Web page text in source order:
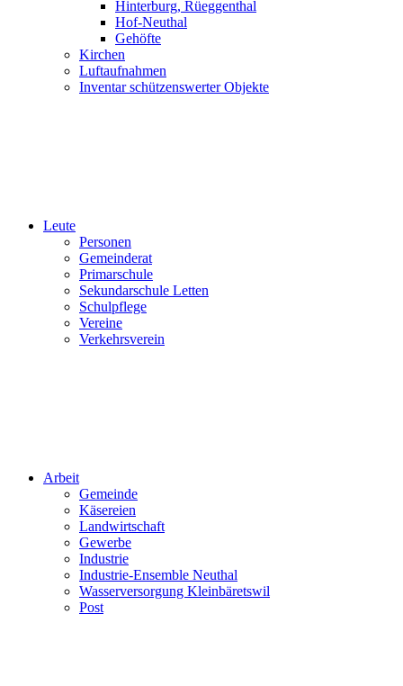
Hinterburg, Rüeggenthal
Hof-Neuthal
Gehöfte
Kirchen
Luftaufnahmen
Inventar schützenswerter Objekte
Leute
Personen
Gemeinderat
Primarschule
Sekundarschule Letten
Schulpflege
Vereine
Verkehrsverein
Arbeit
Gemeinde
Käsereien
Landwirtschaft
Gewerbe
Industrie
Industrie-Ensemble Neuthal
Wasserversorgung Kleinbäretswil
Post